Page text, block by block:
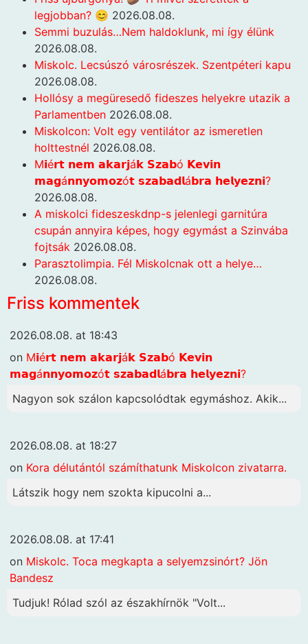
legjobban? 😊 2026.08.08.
Semmi buzulás…Nem haldoklunk, mi így élünk
2026.08.08.
Miskolc. Lecsúszó városrészek. Szentpéteri kapu
2026.08.08.
Hollósy a megüresedő fideszes helyekre utazik a
Parlamentben 2026.08.08.
Miskolcon: Volt egy ventilátor az ismeretlen
holttestnél 2026.08.08.
M𝗶é𝗿𝘁 𝗻𝗲𝗺 𝗮𝗸𝗮𝗿𝗷á𝗸 𝗦𝘇𝗮𝗯ó 𝗞𝗲𝘃𝗶𝗻
𝗺𝗮𝗴á𝗻𝗻𝘆𝗼𝗺𝗼𝘇ó𝘁 𝘀𝘇𝗮𝗯𝗮𝗱𝗹á𝗯𝗿𝗮 𝗵𝗲𝗹𝘆𝗲𝘇𝗻𝗶?
2026.08.08.
A miskolci fideszeskdnp-s jelenlegi garnitúra
csupán annyira képes, hogy egymást a Szinvába
fojtsák 2026.08.08.
Parasztolimpia. Fél Miskolcnak ott a helye…
2026.08.08.
Friss kommentek
2026.08.08. at 18:43
on M𝗶é𝗿𝘁 𝗻𝗲𝗺 𝗮𝗸𝗮𝗿𝗷á𝗸 𝗦𝘇𝗮𝗯ó 𝗞𝗲𝘃𝗶𝗻
𝗺𝗮𝗴á𝗻𝗻𝘆𝗼𝗺𝗼𝘇ó𝘁 𝘀𝘇𝗮𝗯𝗮𝗱𝗹á𝗯𝗿𝗮 𝗵𝗲𝗹𝘆𝗲𝘇𝗻𝗶?
Nagyon sok szálon kapcsolódtak egymáshoz. Akik...
2026.08.08. at 18:27
on Kora délutántól számíthatunk Miskolcon zivatarra.
Látszik hogy nem szokta kipucolni a...
2026.08.08. at 17:41
on Miskolc. Toca megkapta a selyemzsinórt? Jön
Bandesz
Tudjuk! Rólad szól az északhírnök "Volt...